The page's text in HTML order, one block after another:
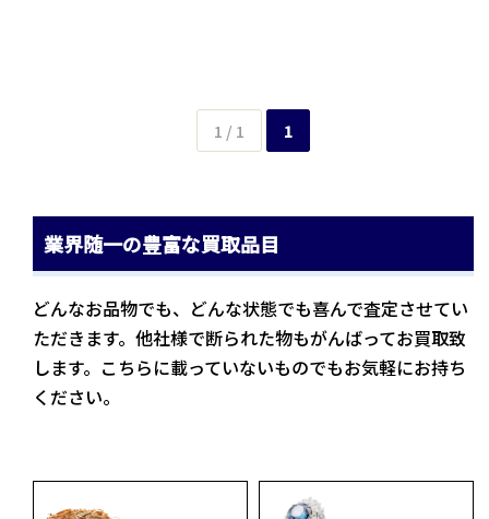
1 / 1 1
業界随一の豊富な買取品目
どんなお品物でも、どんな状態でも喜んで査定させてい
ただきます。他社様で断られた物もがんばってお買取致
します。こちらに載っていないものでもお気軽にお持ち
ください。